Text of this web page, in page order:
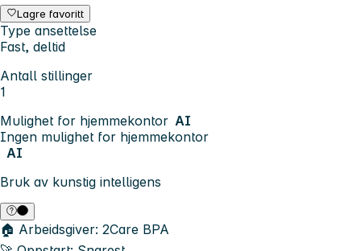
Lagre favoritt
Type ansettelse
Fast, deltid
Antall stillinger
1
Mulighet for hjemmekontor AI
Ingen mulighet for hjemmekontor
AI
Bruk av kunstig intelligens
🏠 Arbeidsgiver: 2Care BPA